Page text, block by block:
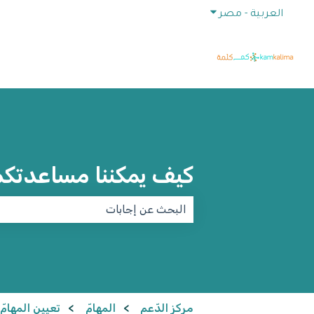
العربية - مصر إظهار القائمة الفرعية للترجمات
كيف يمكننا
مركز الدّعم المهامّ تعيين المهامّ